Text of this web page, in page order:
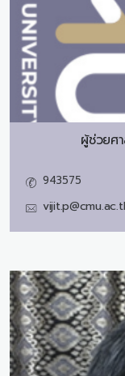
ผู้ช่วยศ
943575